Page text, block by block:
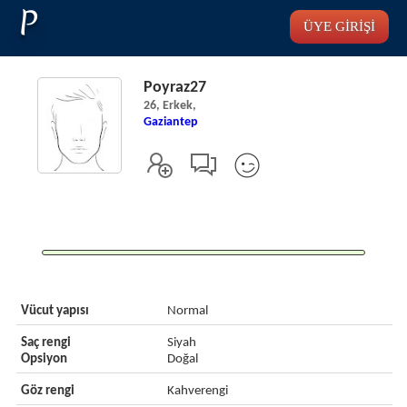
P ÜYE GİRİŞİ
Poyraz27
26, Erkek,
Gaziantep
Vücut yapısı Normal
Saç rengi
Opsiyon
Siyah
Doğal
Göz rengi Kahverengi